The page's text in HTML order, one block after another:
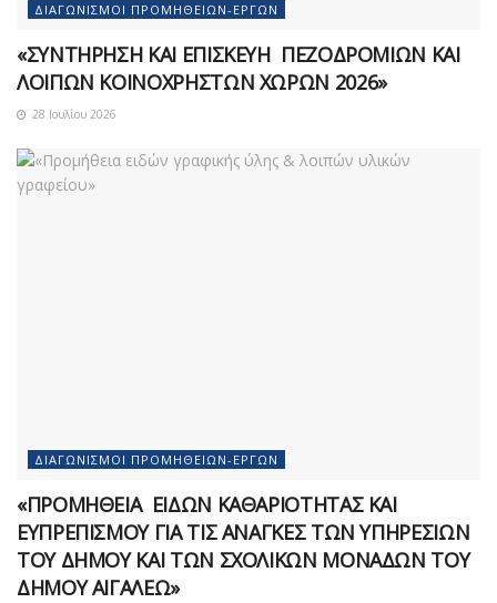
ΔΙΑΓΩΝΙΣΜΟΊ ΠΡΟΜΗΘΕΙΏΝ-ΈΡΓΩΝ
«ΣΥΝΤΗΡΗΣΗ ΚΑΙ ΕΠΙΣΚΕΥΗ ΠΕΖΟΔΡΟΜΙΩΝ ΚΑΙ
ΛΟΙΠΩΝ ΚΟΙΝΟΧΡΗΣΤΩΝ ΧΩΡΩΝ 2026»
28 Ιουλίου 2026
ΔΙΑΓΩΝΙΣΜΟΊ ΠΡΟΜΗΘΕΙΏΝ-ΈΡΓΩΝ
«ΠΡΟΜΗΘΕΙΑ ΕΙΔΩΝ ΚΑΘΑΡΙΟΤΗΤΑΣ ΚΑΙ
ΕΥΠΡΕΠΙΣΜΟΥ ΓΙΑ ΤΙΣ ΑΝΑΓΚΕΣ ΤΩΝ ΥΠΗΡΕΣΙΩΝ
ΤΟΥ ΔΗΜΟΥ ΚΑΙ ΤΩΝ ΣΧΟΛΙΚΩΝ ΜΟΝΑΔΩΝ ΤΟΥ
ΔΗΜΟΥ ΑΙΓΑΛΕΩ»